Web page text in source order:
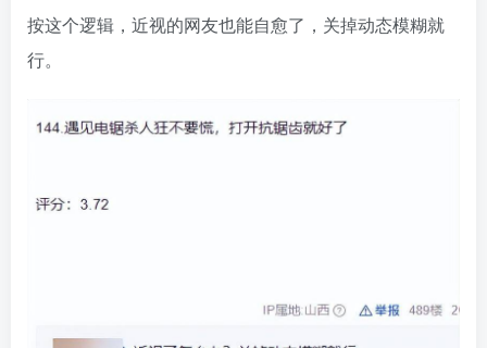
按这个逻辑，近视的网友也能自愈了，关掉动态模糊就
行。